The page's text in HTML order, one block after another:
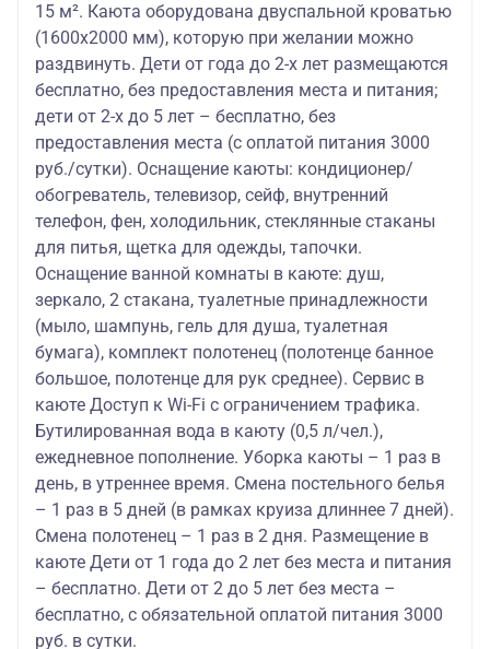
15 м². Каюта оборудована двуспальной кроватью
(1600х2000 мм), которую при желании можно
раздвинуть. Дети от года до 2-х лет размещаются
бесплатно, без предоставления места и питания;
дети от 2-х до 5 лет – бесплатно, без
предоставления места (с оплатой питания 3000
руб./сутки). Оснащение каюты: кондиционер/
обогреватель, телевизор, сейф, внутренний
телефон, фен, холодильник, стеклянные стаканы
для питья, щетка для одежды, тапочки.
Оснащение ванной комнаты в каюте: душ,
зеркало, 2 стакана, туалетные принадлежности
(мыло, шампунь, гель для душа, туалетная
бумага), комплект полотенец (полотенце банное
большое, полотенце для рук среднее). Сервис в
каюте Доступ к Wi-Fi с ограничением трафика.
Бутилированная вода в каюту (0,5 л/чел.),
ежедневное пополнение. Уборка каюты – 1 раз в
день, в утреннее время. Смена постельного белья
– 1 раз в 5 дней (в рамках круиза длиннее 7 дней).
Смена полотенец – 1 раз в 2 дня. Размещение в
каюте Дети от 1 года до 2 лет без места и питания
– бесплатно. Дети от 2 до 5 лет без места –
бесплатно, с обязательной оплатой питания 3000
руб. в сутки.